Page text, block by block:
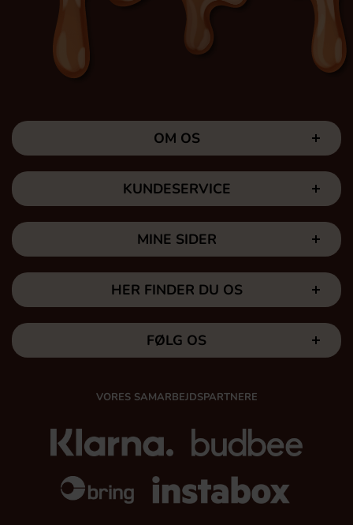
OM OS
KUNDESERVICE
MINE SIDER
HER FINDER DU OS
FØLG OS
VORES SAMARBEJDSPARTNERE